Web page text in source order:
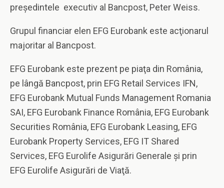
preşedintele executiv al Bancpost, Peter Weiss.
Grupul financiar elen EFG Eurobank este acţionarul
majoritar al Bancpost.
EFG Eurobank este prezent pe piaţa din România,
pe lângă Bancpost, prin EFG Retail Services IFN,
EFG Eurobank Mutual Funds Management Romania
SAI, EFG Eurobank Finance România, EFG Eurobank
Securities România, EFG Eurobank Leasing, EFG
Eurobank Property Services, EFG IT Shared
Services, EFG Eurolife Asigurări Generale şi prin
EFG Eurolife Asigurări de Viaţă.